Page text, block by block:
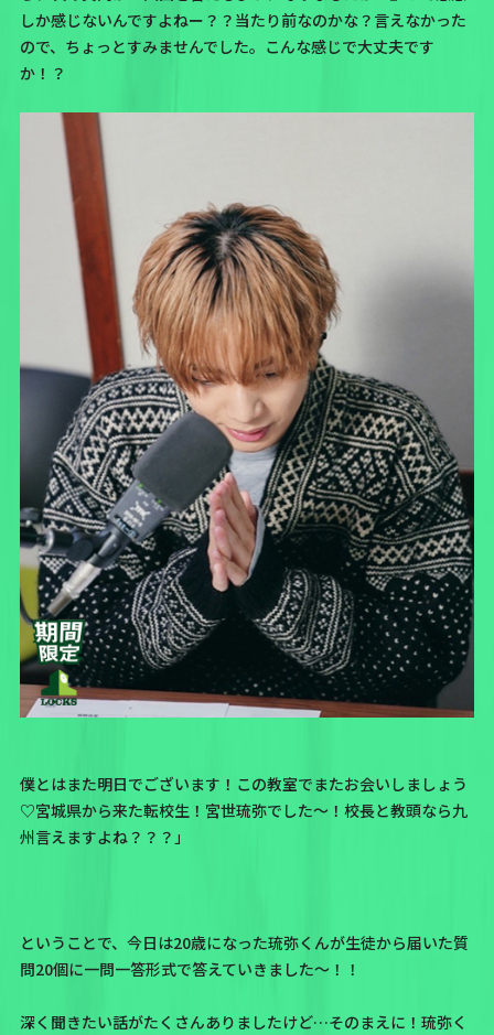
しか感じないんですよねー？？当たり前なのかな？言えなかった
ので、ちょっとすみませんでした。こんな感じで大丈夫です
か！？
僕とはまた明日でございます！この教室でまたお会いしましょう
♡宮城県から来た転校生！宮世琉弥でした〜！校長と教頭なら九
州言えますよね？？？」
ということで、今日は20歳になった琉弥くんが生徒から届いた質
問20個に一問一答形式で答えていきました〜！！
深く聞きたい話がたくさんありましたけど…そのまえに！琉弥く